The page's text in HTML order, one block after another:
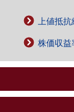
上値抵抗
株価収益